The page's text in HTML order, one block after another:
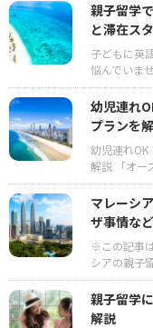
親子留学
と滞在ス
子どもに英
悩んでいま
幼児連れ
プランを
幼児連れOK
解説 「オー
マレーシ
ザ事情な
※この記事
シアの親子
親子留学
解説